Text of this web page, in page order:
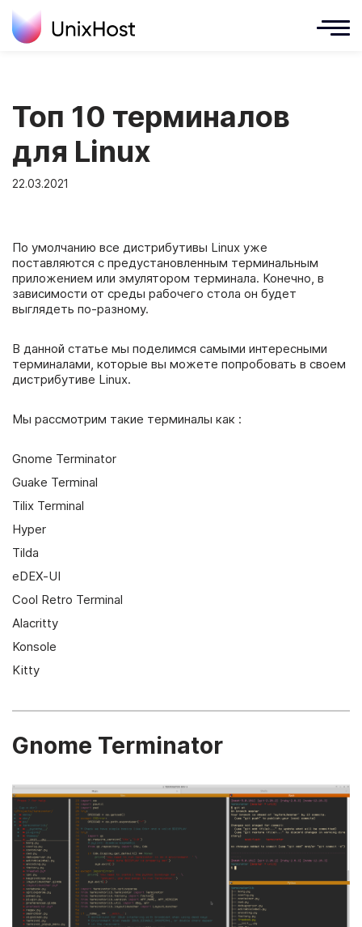
Топ 10 терминалов
для Linux
22.03.2021
По умолчанию все дистрибутивы Linux уже
поставляются с предустановленным терминальным
приложением или эмулятором терминала. Конечно, в
зависимости от среды рабочего стола он будет
выглядеть по-разному.
В данной статье мы поделимся самыми интересными
терминалами, которые вы можете попробовать в своем
дистрибутиве Linux.
Мы рассмотрим такие терминалы как :
Gnome Terminator
Guake Terminal
Tilix Terminal
Hyper
Tilda
eDEX-UI
Cool Retro Terminal
Alacritty
Konsole
Kitty
Gnome Terminator